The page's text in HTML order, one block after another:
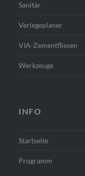
Sanitär
Verlegeplaner
VIA-Zementfliesen
Werkzeuge
INFO
Startseite
Programm